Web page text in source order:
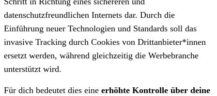
datenschutzfreundlichen Internets dar. Durch die
Einführung neuer Technologien und Standards soll das
invasive Tracking durch Cookies von Drittanbieter*innen
ersetzt werden, während gleichzeitig die Werbebranche
unterstützt wird.
Für dich bedeutet dies eine erhöhte Kontrolle über deine